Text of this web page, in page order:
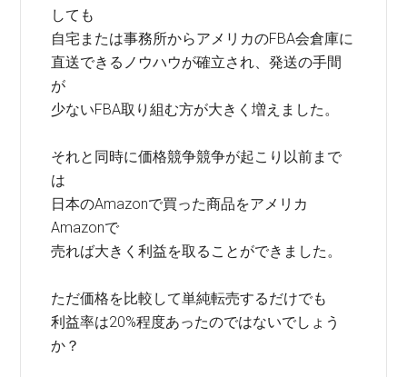
しても
自宅または事務所からアメリカのFBA会倉庫に
直送できるノウハウが確立され、発送の手間
が
少ないFBA取り組む方が大きく増えました。
それと同時に価格競争競争が起こり以前まで
は
日本のAmazonで買った商品をアメリカ
Amazonで
売れば大きく利益を取ることができました。
ただ価格を比較して単純転売するだけでも
利益率は20%程度あったのではないでしょう
か？